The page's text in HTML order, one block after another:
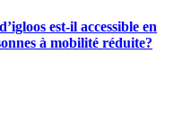
est-il accessible en
à mobilité réduite?